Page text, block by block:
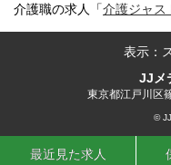
介護職の求人「介護ジャス
表示：
JJメ
東京都江戸川区
©
最近見た求人